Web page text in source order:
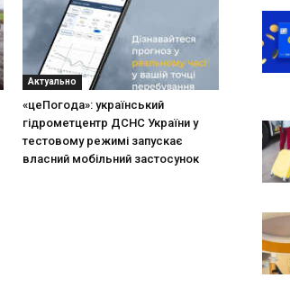
Актуально
«цеПогода»: український
гідрометцентр ДСНС України у
тестовому режимі запускає
власний мобільний застосунок